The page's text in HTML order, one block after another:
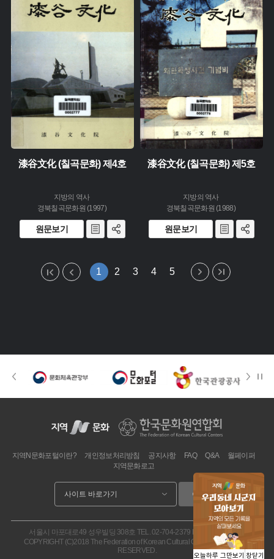
주제 :
漆谷文化 (칠곡문화) 제4호
지방의 역사
경북칠곡문화원 (1997)
원문보기
주제 :
유형 :
발행 :
생산 :
소장 :
漆谷文化 (칠곡문화) 제5호
지방의 역사
경북칠곡문화원 (1988)
원문보기
1 2 3 4 5
이동
지역N문화포털이란? 개인정보처리방침 공지사항 FAQ Q&A
월페이퍼
지역문화로고
서울시 마포대로49 성우빌딩 308호 TEL. 02-704-2379
FAX. 02.704-2377
COPYRIGHT (C)2018 The Federation of Korean Cultural Centers. ALL RIGHT
RESERVED.
오늘하루 그만보기 창닫기